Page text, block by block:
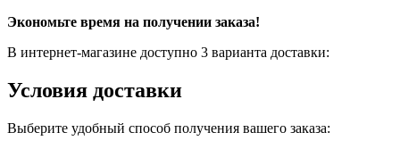
Экономьте время на получении заказа!
В интернет-магазине доступно 3 варианта доставки:
Условия доставки
Выберите удобный способ получения вашего заказа: